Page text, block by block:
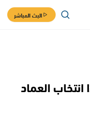
البث المباشر
انتخاب العماد